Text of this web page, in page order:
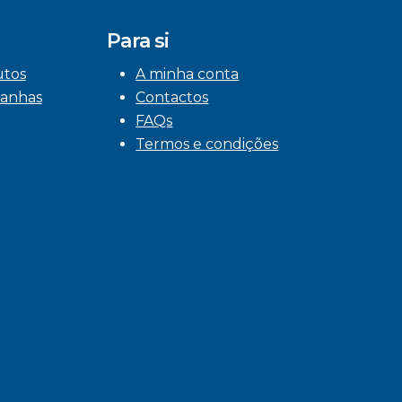
Para si
A minha conta
Contactos
FAQs
Termos e condições